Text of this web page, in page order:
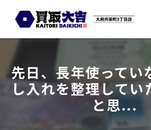
先日、長年使ってい
し入れを整理してい
と思...